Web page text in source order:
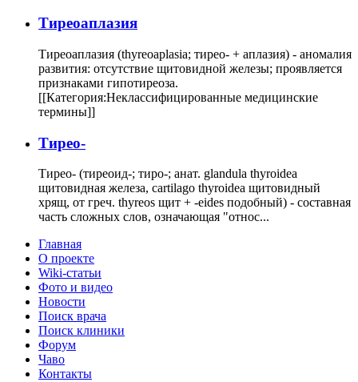
Тиреоаплазия
Тиреоаплазия (thyreoaplasia; тирео- + аплазия) - аномалия
развития: отсутствие щитовидной железы; проявляется
признаками гипотиреоза.
[[Категория:Неклассифицированные медицинские
термины]]
Тирео-
Тирео- (тиреоид-; тиро-; анат. glandula thyroidea
щитовидная железа, cartilago thyroidea щитовидный
хрящ, от греч. thyreos щит + -eides подобный) - составная
часть сложных слов, означающая "относ...
Главная
О проекте
Wiki-статьи
Фото и видео
Новости
Поиск врача
Поиск клиники
Форум
Чаво
Контакты